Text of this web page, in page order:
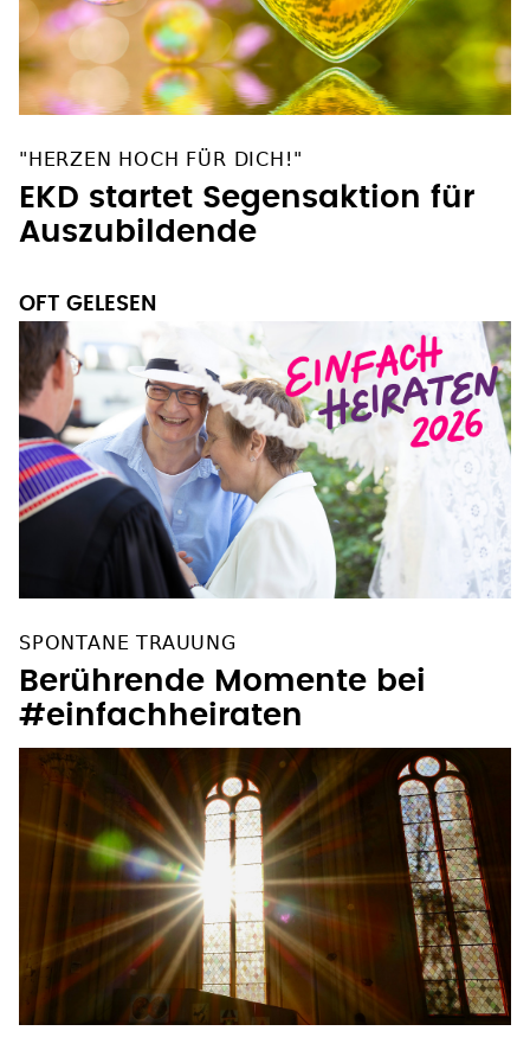
"HERZEN HOCH FÜR DICH!"
EKD startet Segensaktion für
Auszubildende
OFT GELESEN
SPONTANE TRAUUNG
Berührende Momente bei
#einfachheiraten